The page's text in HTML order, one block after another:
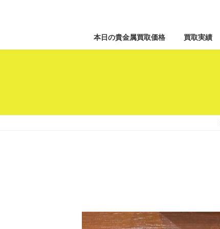
本日の貴金属買取価格 買取実績